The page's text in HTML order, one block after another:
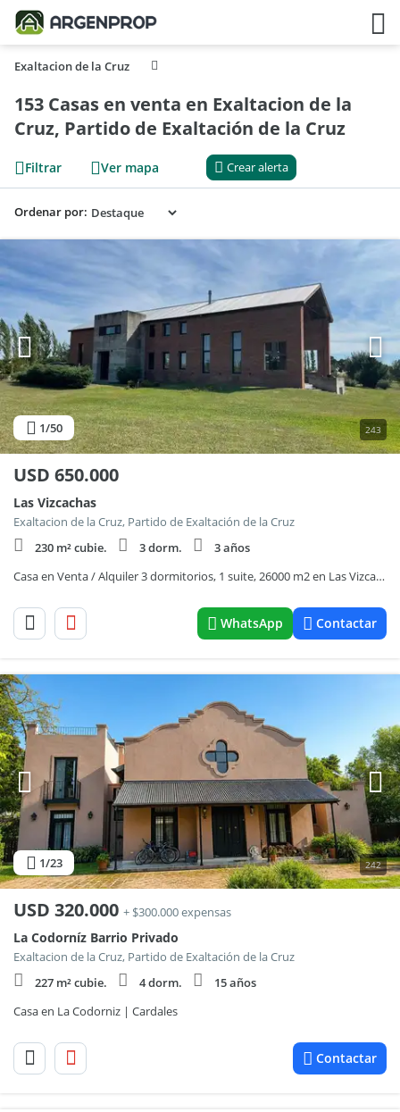
Exaltacion de la Cruz
153 Casas en venta en Exaltacion de la
Cruz, Partido de Exaltación de la Cruz
Filtrar Ver mapa Crear alerta
Ordenar por:
1/50 243
USD 650.000
Las Vizcachas
Exaltacion de la Cruz, Partido de Exaltación de la Cruz
230 m² cubie.
3 dorm.
3 años
Casa en Venta / Alquiler 3 dormitorios, 1 suite, 26000 m2 en Las Vizcachas
WhatsApp Contactar
1/23 242
USD 320.000 + $300.000 expensas
La Codorníz Barrio Privado
Exaltacion de la Cruz, Partido de Exaltación de la Cruz
227 m² cubie.
4 dorm.
15 años
Casa en La Codorniz | Cardales
Contactar